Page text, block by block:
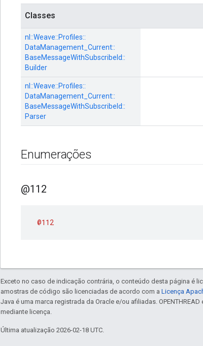
Classes
nl::Weave::Profiles::
DataManagement_Current::
BaseMessageWithSubscribeId::
Builder
nl::Weave::Profiles::
DataManagement_Current::
BaseMessageWithSubscribeId::
Parser
Enumerações
@112
@112
Exceto no caso de indicação contrária, o conteúdo desta página é
amostras de código são licenciadas de acordo com a Licença
Java é uma marca registrada da Oracle e/ou afiliadas.
mediante licença.
Última atualização 2026-02-18 UTC.